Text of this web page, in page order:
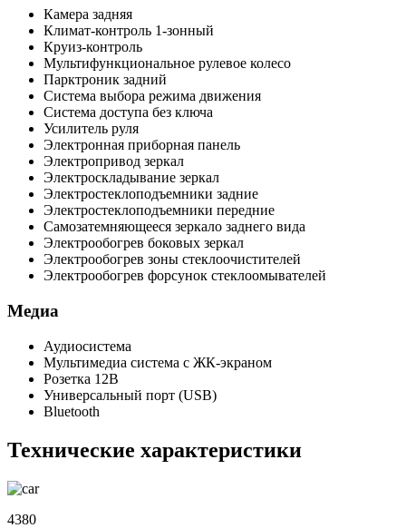
Камера задняя
Климат-контроль 1-зонный
Круиз-контроль
Мультифункциональное рулевое колесо
Парктроник задний
Система выбора режима движения
Система доступа без ключа
Усилитель руля
Электронная приборная панель
Электропривод зеркал
Электроскладывание зеркал
Электростеклоподъемники задние
Электростеклоподъемники передние
Самозатемняющееся зеркало заднего вида
Электрообогрев боковых зеркал
Электрообогрев зоны стеклоочистителей
Электрообогрев форсунок стеклоомывателей
Медиа
Аудиосистема
Мультимедиа система с ЖК-экраном
Розетка 12В
Универсальный порт (USB)
Bluetooth
Технические характеристики
4380